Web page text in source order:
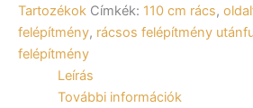
ALFA
13020,
23020,
43020
utánfutóhoz
mennyiség
Tartozékok Címkék: 110 cm rács,
felépítmény, rácsos felépítmény
felépítmény
Leírás
További információk